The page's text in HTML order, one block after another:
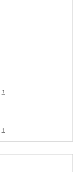
↑
↑